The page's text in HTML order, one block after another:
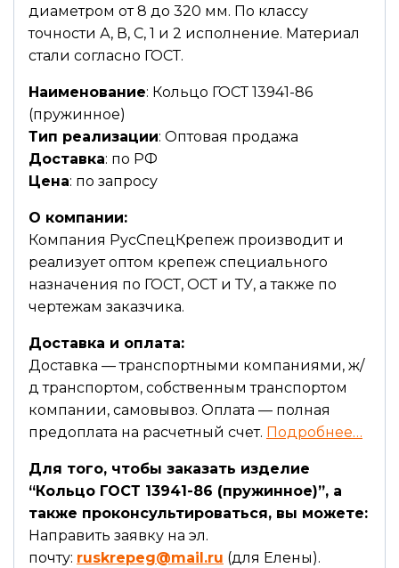
диаметром от 8 до 320 мм. По классу
точности А, В, С, 1 и 2 исполнение. Материал
стали согласно ГОСТ.
Наименование: Кольцо ГОСТ 13941-86
(пружинное)
Тип реализации: Оптовая продажа
Доставка: по РФ
Цена: по запросу
О компании:
Компания РусСпецКрепеж производит и
реализует оптом крепеж специального
назначения по ГОСТ, ОСТ и ТУ, а также по
чертежам заказчика.
Доставка и оплата:
Доставка — транспортными компаниями, ж/
д транспортом, собственным транспортом
компании, самовывоз. Оплата — полная
предоплата на расчетный счет. Подробнее…
Для того, чтобы заказать изделие
“Кольцо ГОСТ 13941-86 (пружинное)”, а
также проконсультироваться, вы можете:
Направить заявку на эл.
почту: ruskrepeg@mail.ru (для Елены).